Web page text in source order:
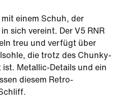
einem Schuh, der
sich vereint. Der V5 RNR
treu und verfügt über
die trotz des Chunky-
Metallic-Details und ein
diesem Retro-